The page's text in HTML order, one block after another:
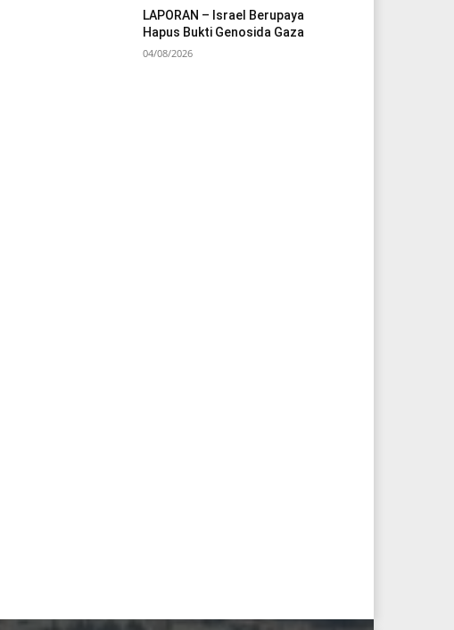
LAPORAN – Israel Berupaya
Hapus Bukti Genosida Gaza
04/08/2026